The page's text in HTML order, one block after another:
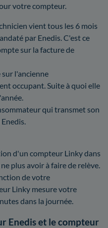
votre compteur.
vient tous les 6 mois
par Enedis. C'est ce
sur la facture de
sur l'ancienne
occupant. Suite à quoi elle
qui transmet son
d'un compteur Linky dans
plus avoir à faire de relève.
de votre
Linky mesure votre
dans la journée.
Enedis et le compteur